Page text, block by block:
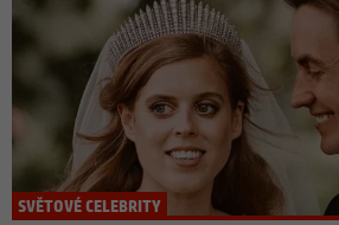
SVĚTOVÉ CELEBRITY